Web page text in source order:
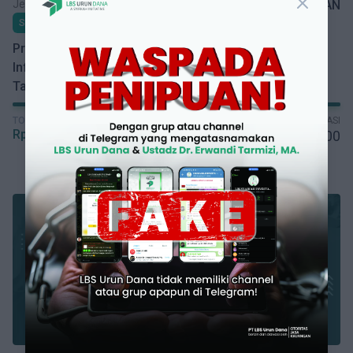
Jenis Bisnis
Sukuk
BERJALAN
Proyek Kerjasama Pengadaan Hardware Dan
Infrastruktur - PT Cartenz Technology Indonesia I
Tahun 2026
TOTAL INVESTASI
Rp 5.600.000.000
TARGET INVESTASI
Rp5.600.000.000